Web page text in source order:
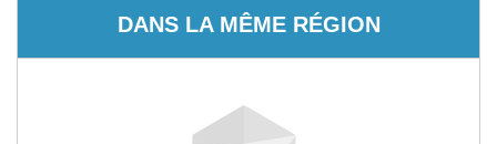
DANS LA MÊME RÉGION